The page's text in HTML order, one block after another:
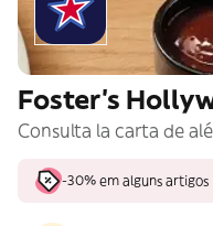
Foster's
Consulta la carta de
-30% em alguns artigos